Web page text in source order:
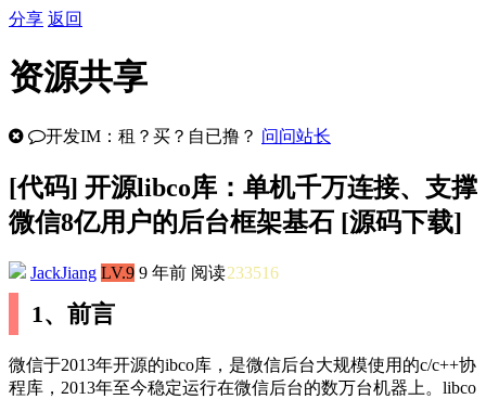
分享 返回
资源共享
开发IM：租？买？自已撸？ 问问站长
[代码] 开源libco库：单机千万连接、支撑
微信8亿用户的后台框架基石 [源码下载]
JackJiang LV.9 9 年前 阅读233516
1、前言
微信于2013年开源的ibco库，是微信后台大规模使用的c/c++协
程库，2013年至今稳定运行在微信后台的数万台机器上。libco